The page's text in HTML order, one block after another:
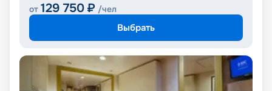
от 129 750 ₽ /чел
Выбрать